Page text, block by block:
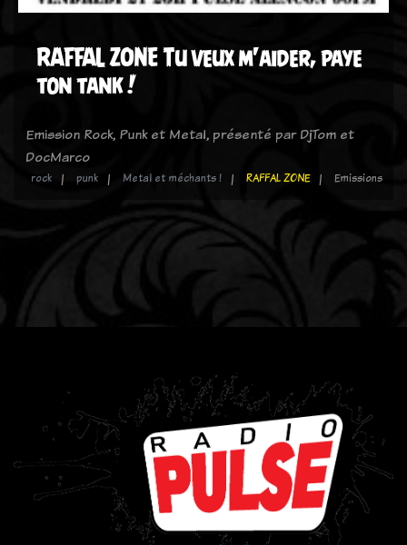
RAFFAL ZONE Tu veux m'aider, paye
ton tank !
Emission Rock, Punk et Metal, présenté par DjTom et
DocMarco
rock punk Metal et méchants ! RAFFAL ZONE Emissions